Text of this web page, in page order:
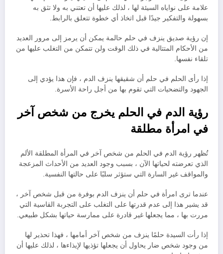
علامة على نواياه السيئة لها ، لذلك عليها أن تعتني به ولا تثق به
بسهولة والتفكير جيدًا قبل اتخاذ أي خطوة تتعلق بالرابط.
إن رؤية صديق ينزف في حلم حالمة يمكن أن يرمز إلى مرور العديد
من الأحكام المتتالية في ذلك الوقت ولن تتمكن من التغلب عليها من
تلقاء نفسها.
إذا رأى الحلم في حلم أن شقيقها ينزف الدم ، فإن هذا يؤدي إلى
الجهود والتضحيات التي تقوم بها من أجل راحة الأسرة.
رؤية الدم في الحلم يخرج من شخص آخر
في امرأة مطلقة
تُظهر رؤية الدم في الحلم من شخص آخر في المرأة المطلقة الألم
الذي تعرضته لحياتها الآن ، بسبب وجود العديد من الأحداث المزعجة
والمواقف غير السارة التي ستؤثر سلبًا على حالتها النفسية.
عندما ترى امرأة في حلم أن ينزف الدم بوفرة من قبل شخص آخر ،
قد يشير هذا إلى عدم قدرتها على التغلب على التجربة القاسية التي
مررت بها ، مما يجعلها غير قادرة على ممارسة حياتها بشكل طبيعي.
إذا رأت السيدة حلمًا ينزف من شخص آخر أمامها ، فهذا تحذير لها
من وجود شخص ضار يحاول أن يجعلها تؤذيها لإيذاءها ، لذلك عليها أن